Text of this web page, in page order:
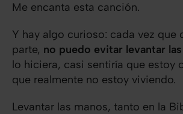
Me encanta esta canción.
Y hay algo curioso: cada vez que
parte, no puedo evitar levantar
lo hiciera, casi sentiría que estoy
que realmente no estoy viviendo.
Levantar las manos, tanto en la